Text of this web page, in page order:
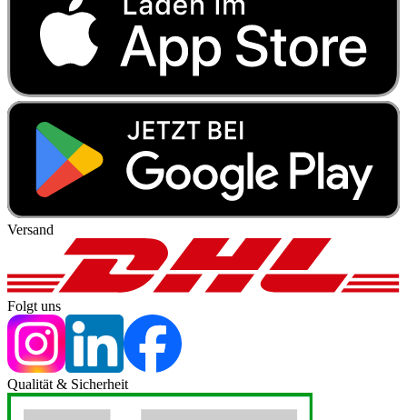
Versand
Folgt uns
Qualität & Sicherheit